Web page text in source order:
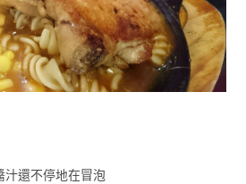
汁還不停地在冒泡